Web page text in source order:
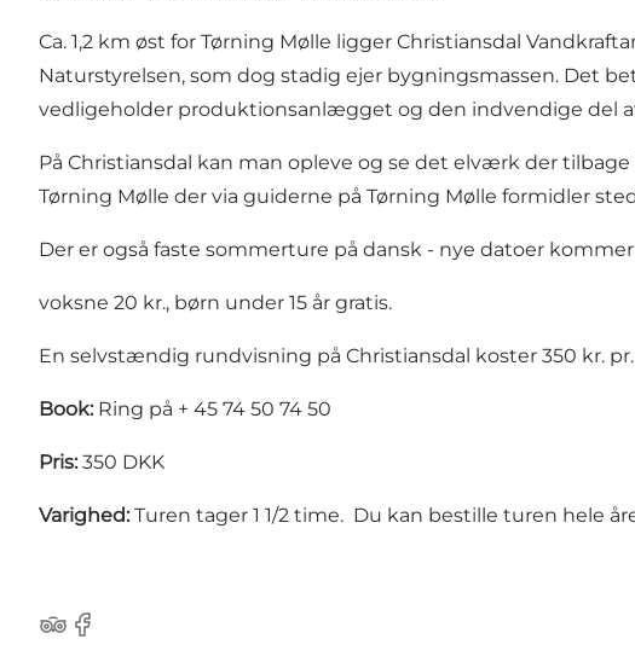
Ca. 1,2 km øst for Tørning Mølle ligger Christiansdal
Naturstyrelsen, som dog stadig ejer bygningsmassen. Det
vedligeholder produktionsanlægget og den indvendige del
På Christiansdal kan man opleve og se det elværk der
Tørning Mølle der via guiderne på Tørning Mølle formidler
Der er også faste sommerture på dansk - nye datoer kommer
voksne 20 kr., børn under 15 år gratis.
En selvstændig rundvisning på Christiansdal koster 350 kr.
Book: Ring på + 45 74 50 74 50
Pris: 350 DKK
Varighed: Turen tager 1 1/2 time. Du kan bestille turen hele
Tripadvisor
Facebook